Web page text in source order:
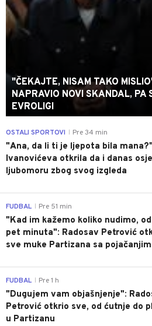
"ČEKAJTE, NISAM TAKO
NAPRAVIO NOVI SKANDAL, PA
EVROLIGI
OSTALI SPORTOVI Pre 34 min
"Ana, da li ti je ljepota bila
Ivanovićeva otkrila da i danas
ljubomoru zbog svog izgleda
FUDBAL Pre 51 min
"Kad im kažemo koliko nudimo,
pet minuta": Radosav Petrović
sve muke Partizana sa
FUDBAL Pre 1 h
"Dugujem vam objašnjenje":
Petrović otkrio sve, od ćutnje do
u Partizanu